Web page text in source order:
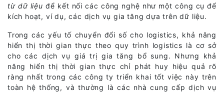
từ dữ liệu để kết nối các công nghệ như một công cụ để
kích hoạt, ví dụ, các dịch vụ gia tăng dựa trên dữ liệu.
Trong các yếu tố chuyển đổi số cho logistics, khả năng
hiển thị thời gian thực theo quy trình logistics là cơ sở
cho các dịch vụ giá trị gia tăng bổ sung. Nhưng khả
năng hiển thị thời gian thực chỉ phát huy hiệu quả rõ
ràng nhất trong các công ty triển khai tốt việc này trên
toàn hệ thống, và thường là các nhà cung cấp dịch vụ